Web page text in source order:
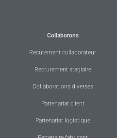
Collaborons
Recutement collaborateur
Recrutement stagiaire
Collaborations diverses
Partenariat client
Partenariat logistique